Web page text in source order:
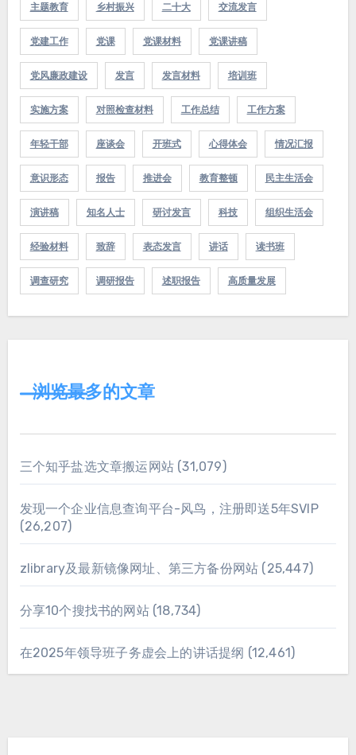
主题教育 乡村振兴 二十大 交流发言
党建工作 党课 党课材料 党课讲稿
党风廉政建设 发言 发言材料 培训班
实施方案 对照检查材料 工作总结 工作方案
年轻干部 座谈会 开班式 心得体会 情况汇报
意识形态 报告 推进会 教育整顿 民主生活会
演讲稿 知名人士 研讨发言 科技 组织生活会
经验材料 致辞 表态发言 讲话 读书班
调查研究 调研报告 述职报告 高质量发展
浏览最多的文章
三个知乎盐选文章搬运网站 (31,079)
发现一个企业信息查询平台-风鸟，注册即送5年SVIP
(26,207)
zlibrary及最新镜像网址、第三方备份网站 (25,447)
分享10个搜找书的网站 (18,734)
在2025年领导班子务虚会上的讲话提纲 (12,461)